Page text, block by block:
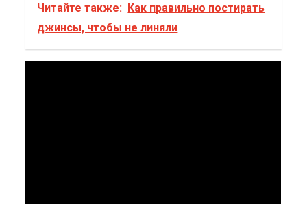
Читайте также: Как правильно постирать
джинсы, чтобы не линяли